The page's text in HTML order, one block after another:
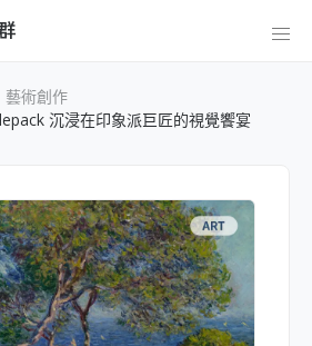
藝術創作
沉浸在印象派巨匠的視覺饗宴